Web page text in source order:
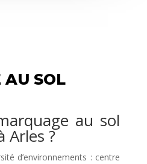
AU SOL
au sol
Arles ?
d’environnements : centre